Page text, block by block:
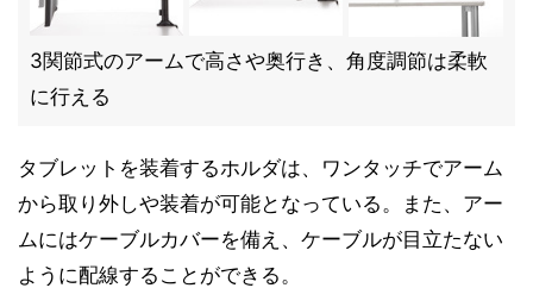
3関節式のアームで高さや奥行き、角度調節は柔軟
に行える
タブレットを装着するホルダは、ワンタッチでアーム
から取り外しや装着が可能となっている。また、アー
ムにはケーブルカバーを備え、ケーブルが目立たない
ように配線することができる。